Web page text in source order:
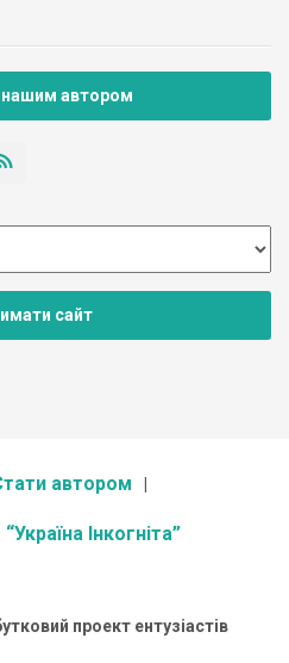
нашим автором
сайт
автором
Інкогніта”
проект ентузіастів